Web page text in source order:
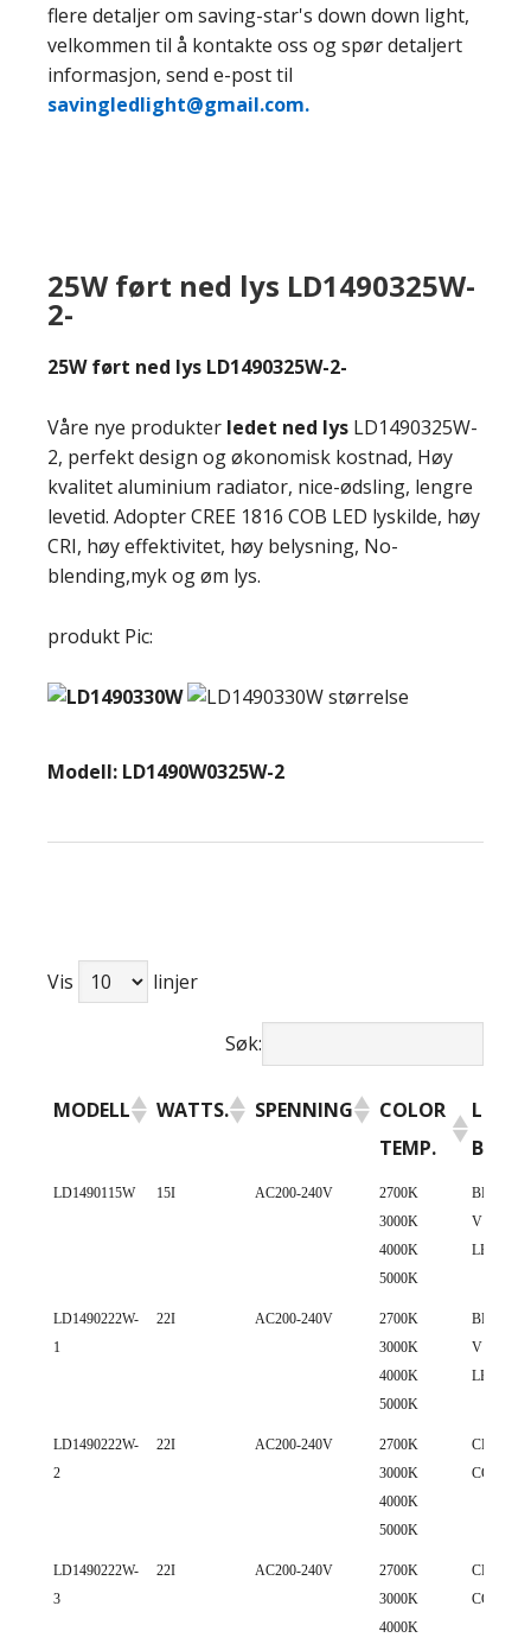
flere detaljer om saving-star's down down light,
velkommen til å kontakte oss og spør detaljert
informasjon, send e-post til
savingledlight@gmail.com.
25W ført ned lys LD1490325W-
2-
25W ført ned lys LD1490325W-2-
Våre nye produkter ledet ned lys LD1490325W-
2, perfekt design og økonomisk kostnad, Høy
kvalitet aluminium radiator, nice-ødsling, lengre
levetid. Adopter CREE 1816 COB LED lyskilde, høy
CRI, høy effektivitet, høy belysning, No-
blending,myk og øm lys.
produkt Pic:
Modell: LD1490W0325W-2
Vis linjer
Søk:
MODELL WATTS. SPENNING
COLOR
TEMP.
LED
MODELL
WATTS. SPENNING
COLOR
TEMP.
LED
LD1490115W 15I AC200-240V
2700K
3000K
4000K
5000K
V10 COB
LED
LD1490222W-
1
22I AC200-240V
2700K
3000K
4000K
5000K
V13 COB
LED
LD1490222W-
2
22I AC200-240V
2700K
3000K
4000K
5000K
CREE
COB LED
LD1490222W-
3
22I AC200-240V
2700K
3000K
4000K
CREE
COB LED